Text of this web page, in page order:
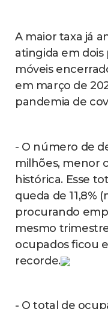
A maior taxa já
atingida em
móveis
em março de
pandemia de
- O número de
milhões, menor
histórica. Esse
queda de 11,8%
procurando
mesmo
ocupados ficou
recorde.
- O total de